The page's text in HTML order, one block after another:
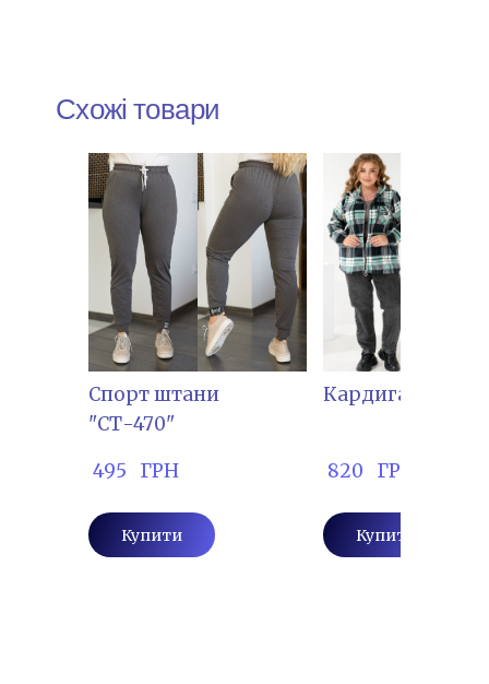
Схожі товари
Спорт штани
"СТ-470"
495   ГРН
Купити
Кардиган
820   ГРН
Купити